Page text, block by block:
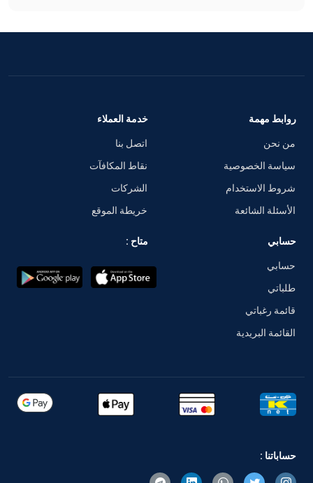
روابط مهمة
من نحن
سياسة الخصوصية
شروط الاستخدام
الأسئلة الشائعة
خدمة العملاء
اتصل بنا
نقاط المكافآت
الشركات
خريطة الموقع
حسابي
حسابي
طلباتي
قائمة رغباتي
القائمة البريدية
متاح :
حساباتنا :